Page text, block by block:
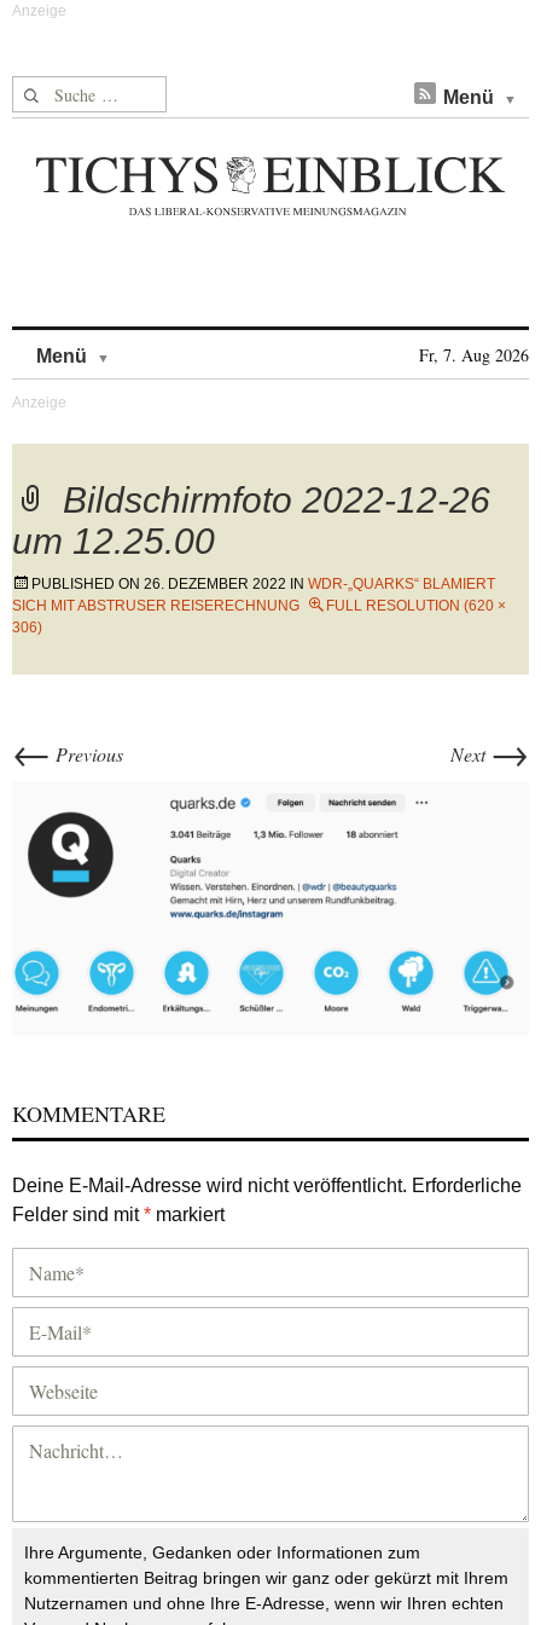
Suche nach: Menü
Menü Fr, 7. Aug 2026
Bildschirmfoto 2022-12-26
um 12.25.00
PUBLISHED ON 26. DEZEMBER 2022 IN WDR-„QUARKS“ BLAMIERT
SICH MIT ABSTRUSER REISERECHNUNG
FULL RESOLUTION (620 ×
306)
← Previous Next →
KOMMENTARE
Deine E-Mail-Adresse wird nicht veröffentlicht. Erforderliche
Felder sind mit* markiert
Ihre Argumente, Gedanken oder Informationen zum
kommentierten Beitrag bringen wir ganz oder gekürzt mit Ihrem
Nutzernamen und ohne Ihre E-Adresse, wenn wir Ihren echten